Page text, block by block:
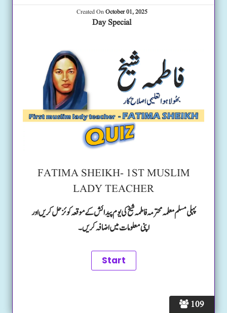
109
Created OnOctober 01, 2025
Day Special
FATIMA SHEIKH- 1ST MUSLIM
LADY TEACHER
پہلی مسلم معلمہ محترمہ فاطمہ شیخ کی یوم پیدائش کے موقعہ کوئز حل کریں اور
اپنی معلومات میں اضافہ کریں۔